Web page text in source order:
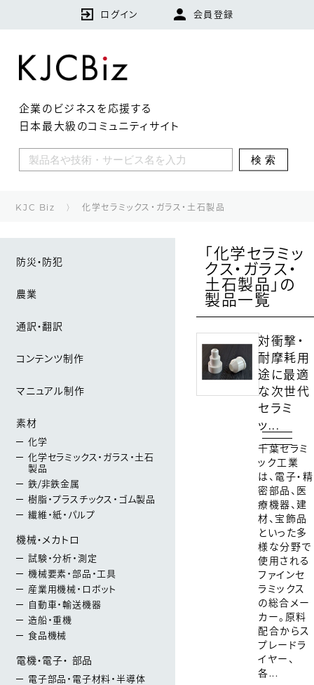
ログイン 会員登録
企業のビジネスを応援する
日本最大級のコミュニティサイト
検索
KJCBizとは
特集
企業
技術・製品・サービス
ランキング
KJC Biz 化学セラミックス・ガラス・土石製品
防災・防犯
農業
通訳・翻訳
コンテンツ制作
マニュアル制作
素材
化学
化学セラミックス・ガラス・土石
製品
鉄/非鉄金属
樹脂・プラスチックス・ゴム製品
繊維・紙・パルプ
機械・メカトロ
試験・分析・測定
機械要素・部品・工具
産業用機械・ロボット
自動車・輸送機器
造船・重機
食品機械
電機・電子・ 部品
電子部品・電子材料・半導体
「化学セラミッ
クス・ガラス・
土石製品」の
製品一覧
対衝撃・
耐摩耗用
途に最適
な次世代
セラミ
ッ...
千葉セラミ
ック工業
は、電子・精
密部品、医
療機器、建
材、宝飾品
といった多
様な分野で
使用される
ファインセ
ラミックス
の総合メー
カー。原料
配合からス
プレードラ
イヤー、
各...